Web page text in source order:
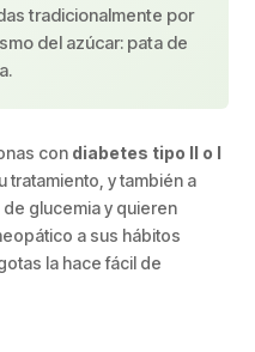
tradicionalmente por
del azúcar: pata de
con diabetes tipo II o I
tratamiento, y también a
glucemia y quieren
a sus hábitos
la hace fácil de